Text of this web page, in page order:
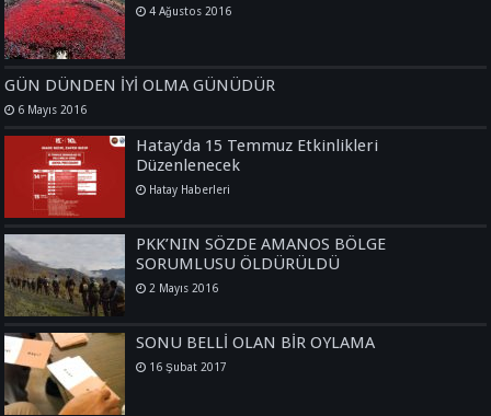
4 Ağustos 2016
GÜN DÜNDEN İYİ OLMA GÜNÜDÜR
6 Mayıs 2016
Hatay’da 15 Temmuz Etkinlikleri
Düzenlenecek
Hatay Haberleri
PKK’NIN SÖZDE AMANOS BÖLGE
SORUMLUSU ÖLDÜRÜLDÜ
2 Mayıs 2016
SONU BELLİ OLAN BİR OYLAMA
16 Şubat 2017